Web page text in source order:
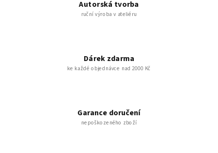
Autorská tvorba
ruční výroba v ateliéru
Dárek zdarma
ke každé objednávce nad 2000 Kč
Garance doručení
nepoškozeného zboží